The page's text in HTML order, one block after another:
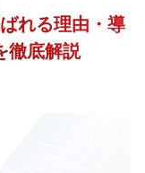
れる理由・導
徹底解説